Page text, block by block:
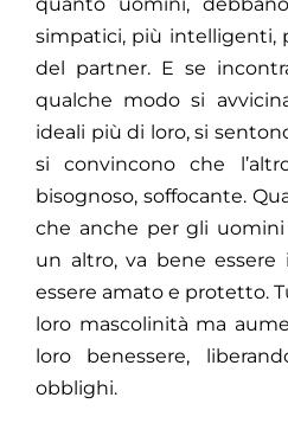
simpatici, più intelligenti,
del partner. E se
qualche modo si
ideali più di loro, si
si convincono che
bisognoso, soffocante.
che anche per gli
un altro, va bene
essere amato e protetto.
loro mascolinità ma
loro benessere,
obblighi.